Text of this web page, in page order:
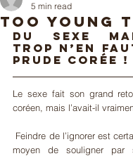
Too Young
5 min read
Du sexe
trop n’en
prude Corée !
Le sexe fait son grand
coréen, mais l’avait-il
moyen de souligner par